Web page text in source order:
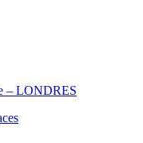
– LONDRES